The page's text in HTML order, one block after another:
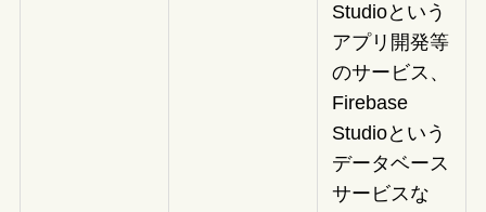
Studioという
アプリ開発等
のサービス、
Firebase
Studioという
データベース
サービスな